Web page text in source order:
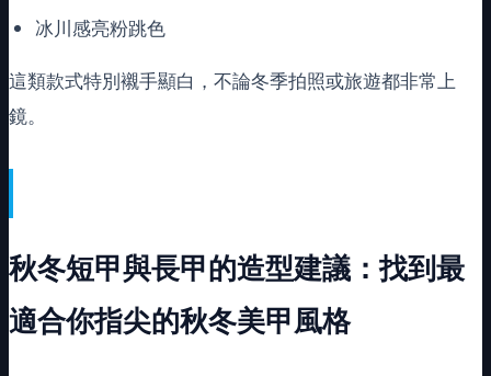
冰川感亮粉跳色
這類款式特別襯手顯白，不論冬季拍照或旅遊都非常上
鏡。
秋冬短甲與長甲的造型建議：找到最
適合你指尖的秋冬美甲風格